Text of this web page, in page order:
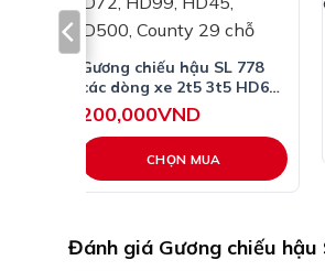
Gương chiếu hậu SL 778
các dòng xe 2t5 3t5 HD65,
HD72, HD99, HD45, HD500,
County 29 chỗ
200,000VND
CHỌN MUA
Đánh giá Gương chiếu